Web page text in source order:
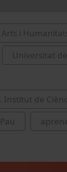
Arts i
Universitat
de